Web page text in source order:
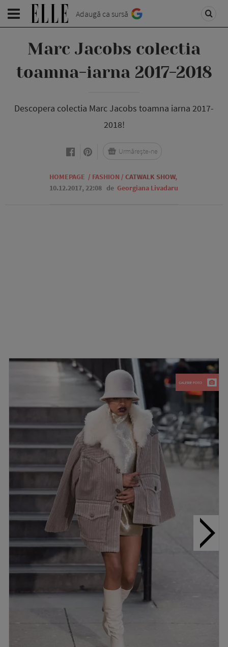
Adaugă ca sursă
Marc Jacobs colectia
toamna-iarna 2017-2018
Descopera colectia Marc Jacobs toamna iarna 2017-
2018!
HOMEPAGE / FASHION / CATWALK SHOW,
10.12.2017, 22:08 de Georgiana Livadaru
Urmărește-ne